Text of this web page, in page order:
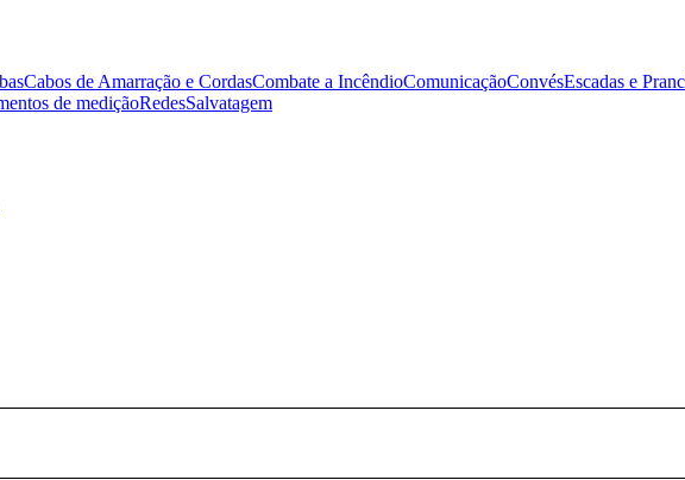
Cabos de Amarração e CordasCombate a IncêndioComunicaçãoConvésEscadas e
de mediçãoRedesSalvatagem